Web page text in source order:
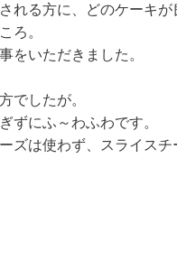
れる方に、どのケーキが
ろ。
をいただきました。
でしたが。
ずにふ～わふわです。
ズは使わず、スライスチ